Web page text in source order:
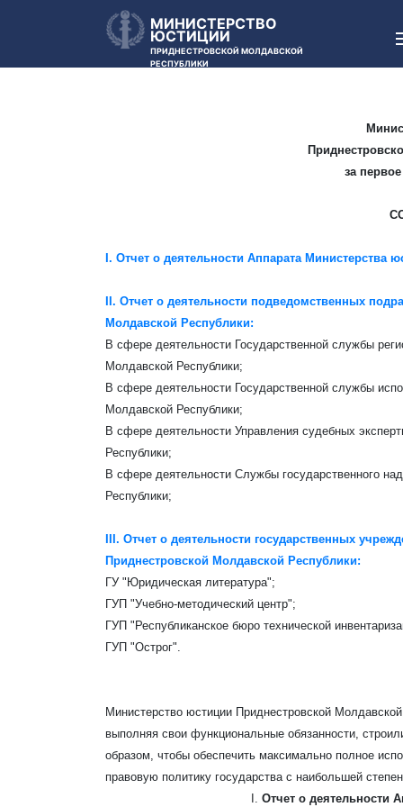
МИНИСТЕРСТВО
ЮСТИЦИИ
ПРИДНЕСТРОВСКОЙ МОЛДАВСКОЙ
РЕСПУБЛИКИ
за
I. Отчет о деятельности Аппарата Министерства
II. Отчет о деятельности подведомственных
Молдавской Республики:
В сфере деятельности Государственной службы
Молдавской Республики;
В сфере деятельности Государственной службы
Молдавской Республики;
В сфере деятельности Управления судебных
Республики;
В сфере деятельности Службы государственного
Республики;
III. Отчет о деятельности государственных
Приднестровской Молдавской Республики:
ГУ "Юридическая литература";
ГУП "Учебно-методический центр";
ГУП "Республиканское бюро технической
ГУП "Острог".
Министерство юстиции Приднестровской
выполняя свои функциональные обязанности,
образом, чтобы обеспечить максимально полное
правовую политику государства с наибольшей
I. Отчет о деятельности